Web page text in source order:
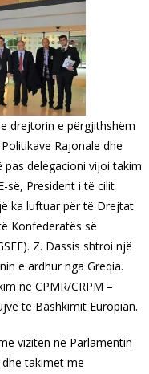
drejtorin e përgjithshëm
Rajonale dhe
delegacioni vijoi takim
së, President i të cilit
ka luftuar për të Drejtat
Konfederatës së
Z. Dassis shtroi një
e ardhur nga Greqia.
në CPMR/CRPM –
të Bashkimit Europian.
vizitën në Parlamentin
takimet me